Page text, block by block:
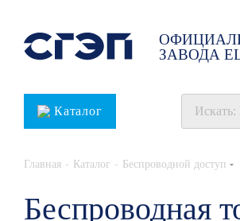
ЗАВОДА
Каталог
Главная - Каталог - Беспроводной доступ
Беспроводная